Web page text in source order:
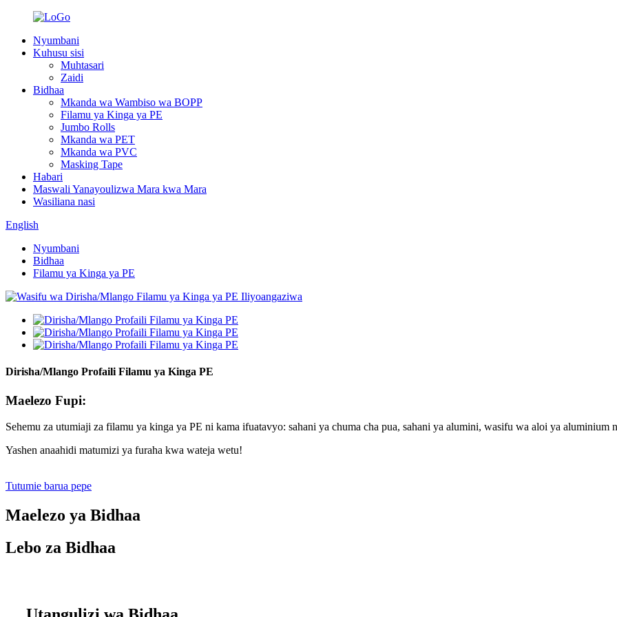
Nyumbani
Kuhusu sisi
Muhtasari
Zaidi
Bidhaa
Mkanda wa Wambiso wa BOPP
Filamu ya Kinga ya PE
Jumbo Rolls
Mkanda wa PET
Mkanda wa PVC
Masking Tape
Habari
Maswali Yanayoulizwa Mara kwa Mara
Wasiliana nasi
English
Nyumbani
Bidhaa
Filamu ya Kinga ya PE
Dirisha/Mlango Profaili Filamu ya Kinga PE
Maelezo Fupi:
Sehemu za utumiaji za filamu ya kinga ya PE ni kama ifuatavyo: sahani ya chuma cha pua, sahani ya alumini, wasifu wa aloi ya aluminium
Yashen anaahidi matumizi ya furaha kwa wateja wetu!
Tutumie barua pepe
Maelezo ya Bidhaa
Lebo za Bidhaa